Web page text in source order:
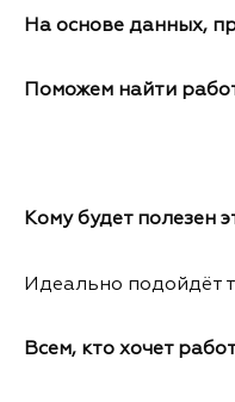
На основе данных,
Поможем найти
Кому будет полезен
Идеально подойдёт
Всем, кто хочет